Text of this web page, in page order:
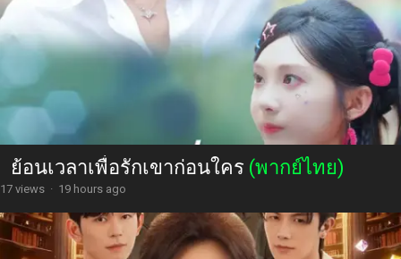
ย้อนเวลาเพื่อรักเขาก่อนใคร (พากย์ไทย)
17 views · 19 hours ago